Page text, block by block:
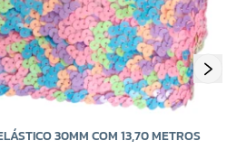
30MM COM 13,70 METROS